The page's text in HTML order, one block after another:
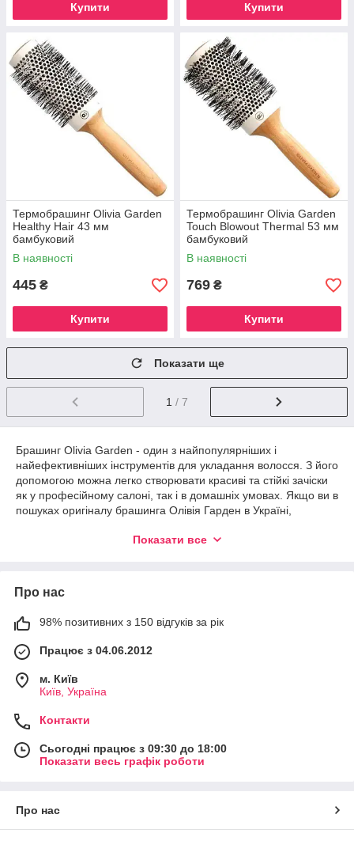
Купити Купити
Термобрашинг Olivia Garden
Healthy Hair 43 мм
бамбуковий
В наявності
445 ₴
Купити
Термобрашинг Olivia Garden
Touch Blowout Thermal 53 мм
бамбуковий
В наявності
769 ₴
Купити
Показати ще
1 / 7
Брашинг Olivia Garden - один з найпопулярніших і
найефективніших інструментів для укладання волосся. З його
допомогою можна легко створювати красиві та стійкі зачіски
як у професійному салоні, так і в домашніх умовах. Якщо ви в
пошуках оригіналу брашинга Олівія Гарден в Україні,
магазину shinestyle.com.ua.
прямо додому. Ми поставляємо продукцію безпосередньо від
офіційну гарантію і невисоку ціну. Якщо у вас виникнуть будь-
звернутися до менеджерів нашого магазину. Фахівці нададуть
за необхідності.
Олівія Гарден
Якісні матеріали. Кожен брашинг Olivia Garden
виготовлений з високоякісної сировини, такої як
довговічністю.
Продуманий дизайн.Ергономічна форма - ще одна
Показати все
Про нас
98% позитивних з 150 відгуків за рік
Працює з 04.06.2012
м. Київ
Київ, Україна
Контакти
Сьогодні працює з 09:30 до 18:00
Показати весь графік роботи
Про нас